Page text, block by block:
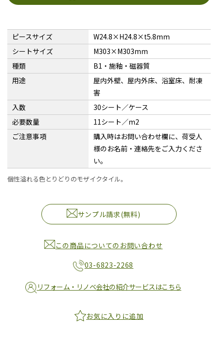
ピースサイズ
W24.8×H24.8×t5.8mm
シートサイズ
M303×M303mm
種類
B1・施釉・磁器質
用途
屋内外壁、屋内外床、浴室床、耐凍
害
入数
30シート／ケース
必要数量
11シート／m2
ご注意事項
購入時はお問い合わせ欄に、荷受人
様のお名前・連絡先をご入力くださ
い。
個性溢れる色とりどりのモザイクタイル。
サンプル請求(無料)
この商品についてのお問い合わせ
03-6823-2268
リフォーム・リノベ会社の紹介サービスはこちら
お気に入りに追加